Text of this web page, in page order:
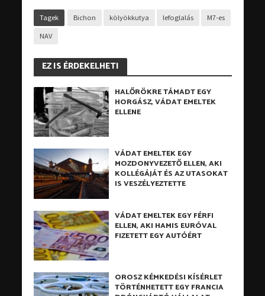
Tagek Bichon kölyökkutya lefoglalás M7-es
NAV
EZ IS ÉRDEKELHETI
HALŐRÖKRE TÁMADT EGY
HORGÁSZ, VÁDAT EMELTEK
ELLENE
VÁDAT EMELTEK EGY
MOZDONYVEZETŐ ELLEN, AKI
KOLLÉGÁJÁT ÉS AZ UTASOKAT
IS VESZÉLYEZTETTE
VÁDAT EMELTEK EGY FÉRFI
ELLEN, AKI HAMIS EURÓVAL
FIZETETT EGY AUTÓÉRT
OROSZ KÉMKEDÉSI KÍSÉRLET
TÖRTÉNHETETT EGY FRANCIA